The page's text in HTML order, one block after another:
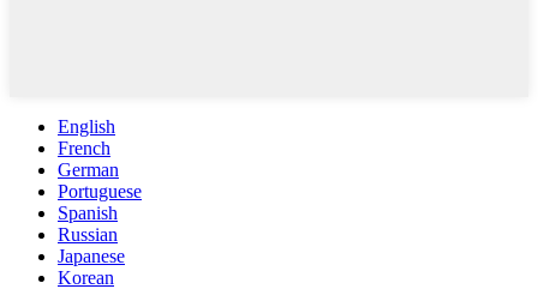
English
French
German
Portuguese
Spanish
Russian
Japanese
Korean